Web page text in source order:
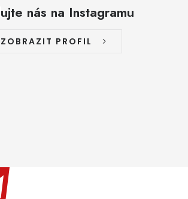
nás na Instagramu
ZOBRAZIT PROFIL